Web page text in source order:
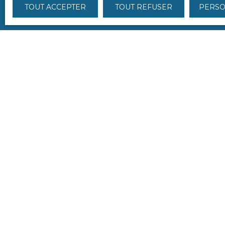
TOUT ACCEPTER TOUT REFUSER